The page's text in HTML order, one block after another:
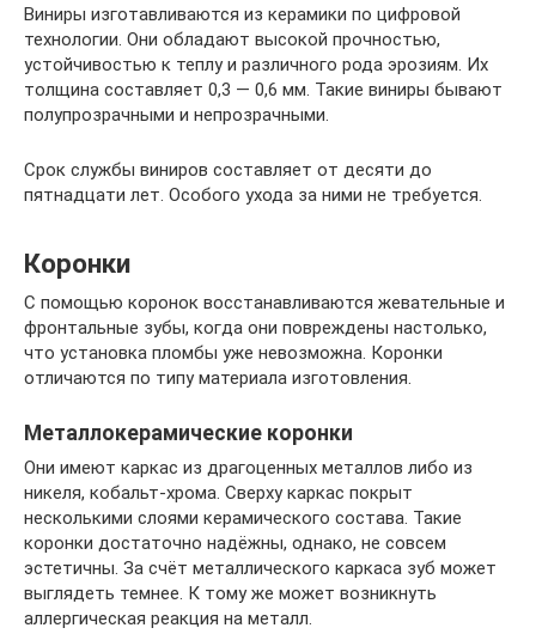
Виниры изготавливаются из керамики по цифровой
технологии. Они обладают высокой прочностью,
устойчивостью к теплу и различного рода эрозиям. Их
толщина составляет 0,3 — 0,6 мм. Такие виниры бывают
полупрозрачными и непрозрачными.
Срок службы виниров составляет от десяти до
пятнадцати лет. Особого ухода за ними не требуется.
Коронки
С помощью коронок восстанавливаются жевательные и
фронтальные зубы, когда они повреждены настолько,
что установка пломбы уже невозможна. Коронки
отличаются по типу материала изготовления.
Металлокерамические коронки
Они имеют каркас из драгоценных металлов либо из
никеля, кобальт-хрома. Сверху каркас покрыт
несколькими слоями керамического состава. Такие
коронки достаточно надёжны, однако, не совсем
эстетичны. За счёт металлического каркаса зуб может
выглядеть темнее. К тому же может возникнуть
аллергическая реакция на металл.